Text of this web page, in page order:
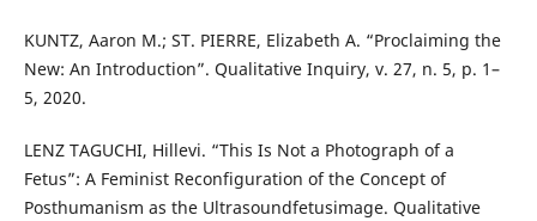
KUNTZ, Aaron M.; ST. PIERRE, Elizabeth A. “Proclaiming the
New: An Introduction”. Qualitative Inquiry, v. 27, n. 5, p. 1–
5, 2020.
LENZ TAGUCHI, Hillevi. “This Is Not a Photograph of a
Fetus”: A Feminist Reconfiguration of the Concept of
Posthumanism as the Ultrasoundfetusimage. Qualitative